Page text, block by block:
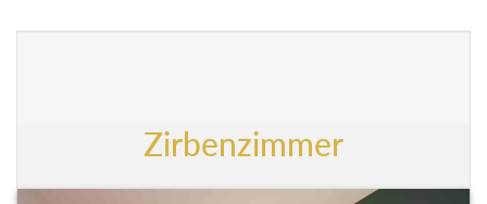
Zirbenzimmer